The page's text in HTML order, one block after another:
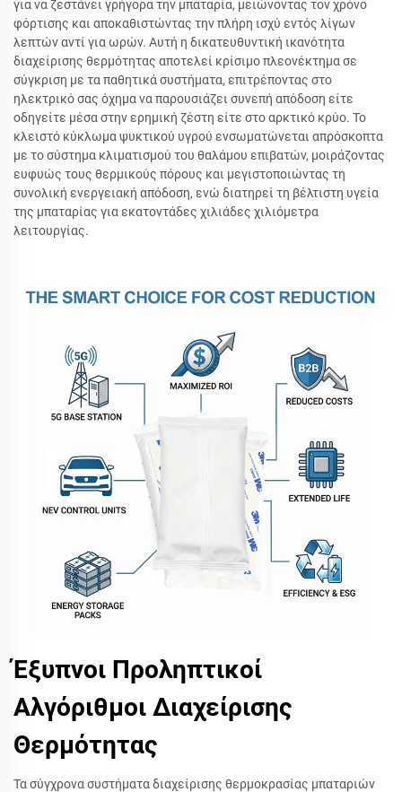
για να ζεστάνει γρήγορα την μπαταρία, μειώνοντας τον χρόνο
φόρτισης και αποκαθιστώντας την πλήρη ισχύ εντός λίγων
λεπτών αντί για ωρών. Αυτή η δικατευθυντική ικανότητα
διαχείρισης θερμότητας αποτελεί κρίσιμο πλεονέκτημα σε
σύγκριση με τα παθητικά συστήματα, επιτρέποντας στο
ηλεκτρικό σας όχημα να παρουσιάζει συνεπή απόδοση είτε
οδηγείτε μέσα στην ερημική ζέστη είτε στο αρκτικό κρύο. Το
κλειστό κύκλωμα ψυκτικού υγρού ενσωματώνεται απρόσκοπτα
με το σύστημα κλιματισμού του θαλάμου επιβατών, μοιράζοντας
ευφυώς τους θερμικούς πόρους και μεγιστοποιώντας τη
συνολική ενεργειακή απόδοση, ενώ διατηρεί τη βέλτιστη υγεία
της μπαταρίας για εκατοντάδες χιλιάδες χιλιόμετρα
λειτουργίας.
Έξυπνοι Προληπτικοί
Αλγόριθμοι Διαχείρισης
Θερμότητας
Τα σύγχρονα συστήματα διαχείρισης θερμοκρασίας μπαταριών